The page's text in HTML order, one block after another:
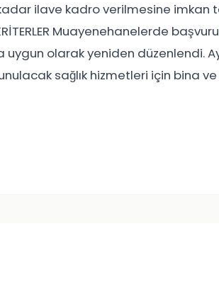
ilave kadro verilmesine imkan
KRİTERLER Muayenehanelerde
olarak yeniden düzenlendi.
sağlık hizmetleri için bina ve